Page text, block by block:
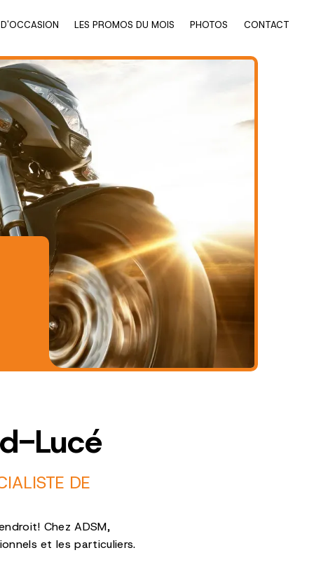
LES PROMOS DU MOIS PHOTOS CONTACT
Lucé
DE
Chez ADSM,
et les particuliers.